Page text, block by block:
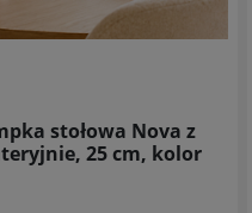
stołowa Nova z
25 cm, kolor